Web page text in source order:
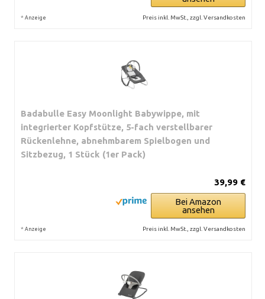
* Anzeige Preis inkl. MwSt., zzgl. Versandkosten
Badabulle Easy Moonlight Babywippe, mit
integrierter Kopfstütze, 5-fach verstellbarer
Rückenlehne, abnehmbarem Spielbogen und
Sitzbezug, 1 Stück (1er Pack)
39,99 €
Bei Amazon
ansehen
* Anzeige Preis inkl. MwSt., zzgl. Versandkosten